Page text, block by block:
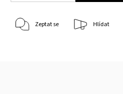
Zeptat se Hlídat